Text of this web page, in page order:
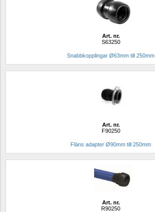
Art. nr.
S63250
Snabbkopplingar Ø63mm till 250mm
Art. nr.
F90250
Fläns adapter Ø90mm till 250mm
Art. nr.
R90250